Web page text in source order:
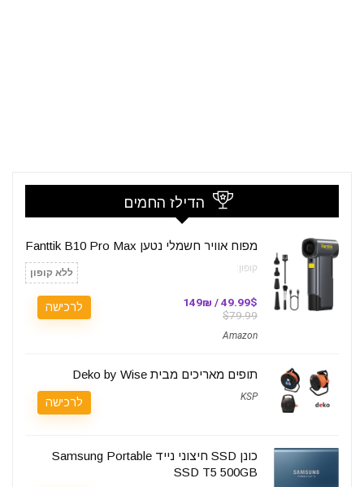
הדילז החמים
מפוח אוויר חשמלי נטען Fanttik B10 Pro Max
קופון: ללא קופון
49.99$ / 149₪
$79.99
Amazon
לרכישה
תופים מאריכים מבית Deko by Wise
KSP לרכישה
כונן SSD חיצוני נייד Samsung Portable
SSD T5 500GB